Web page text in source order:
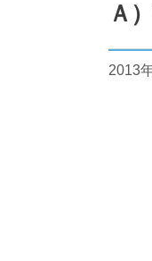
Ａ
2013